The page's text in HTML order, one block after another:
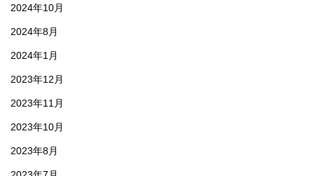
2024年10月
2024年8月
2024年1月
2023年12月
2023年11月
2023年10月
2023年8月